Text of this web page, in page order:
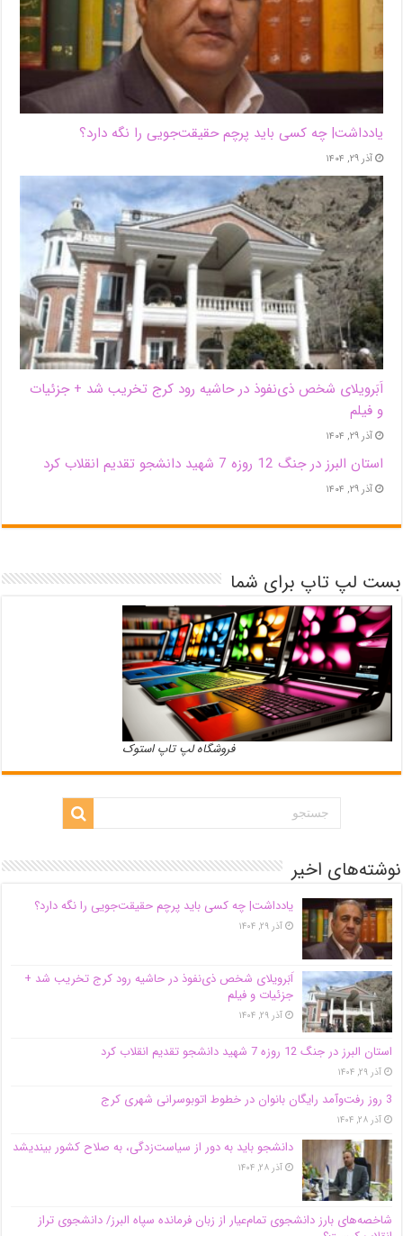
یادداشت| ‌چه کسی باید پرچم حقیقت‌جویی را نگه دارد؟
آذر ۲۹, ۱۴۰۴
اَبَر‌ویلای شخص ذی‌نفوذ در حاشیه‌ رود کرج تخریب شد + جزئیات
و فیلم
آذر ۲۹, ۱۴۰۴
استان البرز در جنگ 12 روزه 7 شهید دانشجو تقدیم انقلاب کرد
آذر ۲۹, ۱۴۰۴
بست لپ تاپ برای شما
فروشگاه لپ تاپ استوک
نوشته‌های اخیر
یادداشت| ‌چه کسی باید پرچم حقیقت‌جویی را نگه دارد؟
آذر ۲۹, ۱۴۰۴
اَبَر‌ویلای شخص ذی‌نفوذ در حاشیه‌ رود کرج تخریب شد +
جزئیات و فیلم
آذر ۲۹, ۱۴۰۴
استان البرز در جنگ 12 روزه 7 شهید دانشجو تقدیم انقلاب کرد
آذر ۲۹, ۱۴۰۴
3 روز رفت‌وآمد رایگان بانوان در خطوط اتوبوسرانی شهری کرج
آذر ۲۸, ۱۴۰۴
دانشجو باید به دور از سیاست‌زدگی، به صلاح کشور بیندیشد
آذر ۲۸, ۱۴۰۴
شاخصه‌های بارز دانشجوی تمام‌عیار از زبان فرمانده سپاه البرز/ دانشجوی تراز